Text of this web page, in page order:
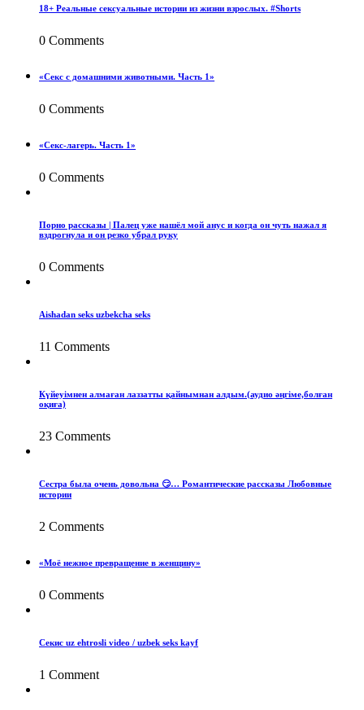
18+ Реальные сексуальные истории из жизни взрослых. #Shorts
0 Comments
«Секс с домашними животными. Часть 1»
0 Comments
«Секс-лагерь. Часть 1»
0 Comments
Порно рассказы | Палец уже нашёл мой анус и когда он чуть нажал я
вздрогнула и он резко убрал руку
0 Comments
Aishadan seks uzbekcha seks
11 Comments
Күйеуімнен алмаған лаззатты қайнымнан алдым.(аудио әңгіме,болған
оқиға)
23 Comments
Сестра была очень довольна 😏… Романтические рассказы Любовные
истории
2 Comments
«Моё нежное превращение в женщину»
0 Comments
Секис uz ehtrosli video / uzbek seks kayf
1 Comment